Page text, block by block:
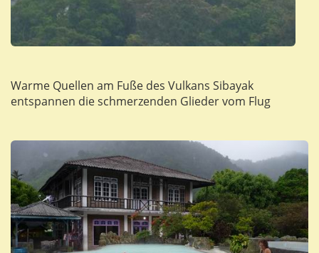
Warme Quellen am Fuße des Vulkans Sibayak
entspannen die schmerzenden Glieder vom Flug